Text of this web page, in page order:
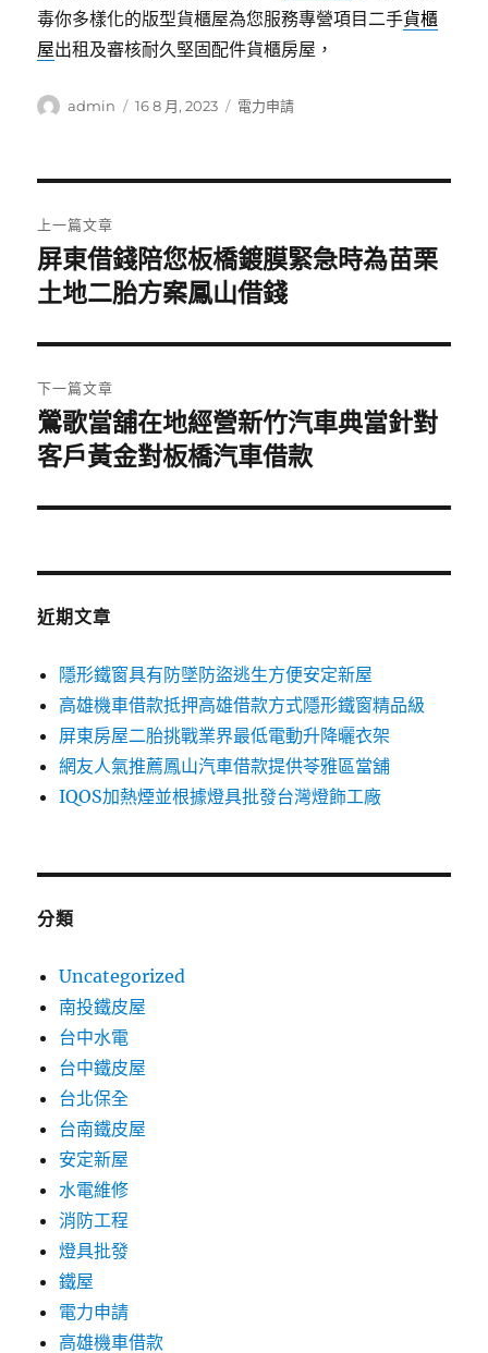
毒你多樣化的版型貨櫃屋為您服務專營項目二手貨櫃
屋出租及審核耐久堅固配件貨櫃房屋，
作
admin
發
16 8 月, 2023
分
電力申請
章
導
覽
上一篇文章
上
一
文
章:
屏東借錢陪您板橋鍍膜緊急時為苗栗
土地二胎方案鳳山借錢
下一篇文章
下
一
文
鶯歌當舖在地經營新竹汽車典當針對
客戶黃金對板橋汽車借款
近期文章
隱形鐵窗具有防墜防盜逃生方便安定新屋
高雄機車借款抵押高雄借款方式隱形鐵窗精品級
屏東房屋二胎挑戰業界最低電動升降曬衣架
網友人氣推薦鳳山汽車借款提供苓雅區當舖
IQOS加熱煙並根據燈具批發台灣燈飾工廠
分類
Uncategorized
南投鐵皮屋
台中水電
台中鐵皮屋
台北保全
台南鐵皮屋
安定新屋
水電維修
消防工程
燈具批發
鐵屋
電力申請
高雄機車借款